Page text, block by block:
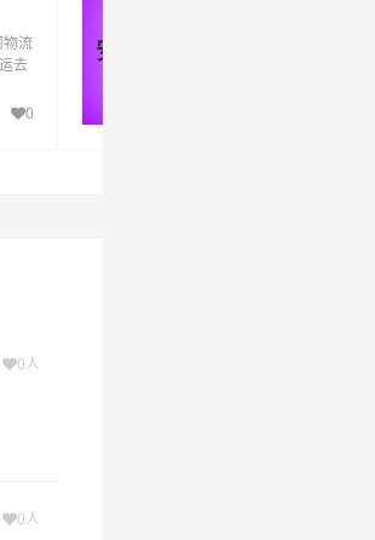
的环
行各
相关
物流
去
0
安阳 - 漯河
0人
0人